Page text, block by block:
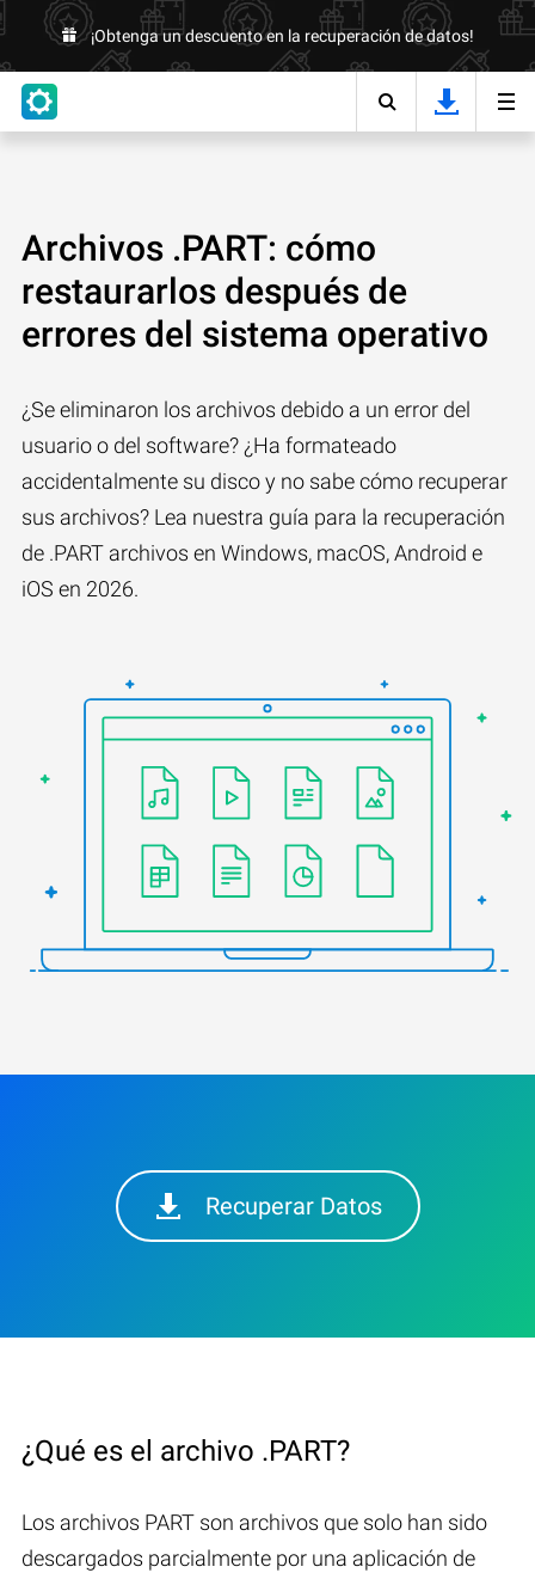
¡Obtenga un descuento en la recuperación de datos!
Archivos .PART: cómo
restaurarlos después de
errores del sistema operativo
¿Se eliminaron los archivos debido a un error del
usuario o del software? ¿Ha formateado
accidentalmente su disco y no sabe cómo recuperar
sus archivos? Lea nuestra guía para la recuperación
de .PART archivos en Windows, macOS, Android e
iOS en 2026.
Recuperar Datos
¿Qué es el archivo .PART?
Los archivos PART son archivos que solo han sido
descargados parcialmente por una aplicación de